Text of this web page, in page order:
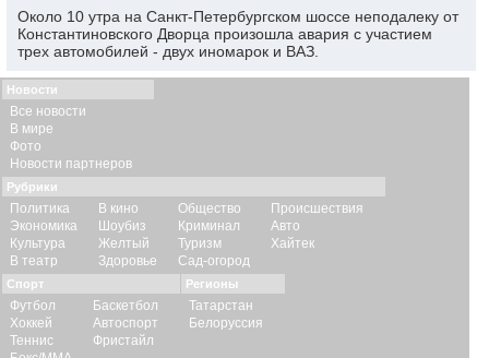
Около 10 утра на Санкт-Петербургском шоссе неподалеку от
Константиновского Дворца произошла авария с участием
трех автомобилей - двух иномарок и ВАЗ.
Новости
Все новости
В мире
Фото
Новости партнеров
Рубрики
Политика
Экономика
Культура
В театр
В кино
Шоубиз
Желтый
Здоровье
Общество
Криминал
Туризм
Сад-огород
Происшествия
Авто
Хайтек
Спорт
Футбол
Хоккей
Теннис
Баскетбол
Автоспорт
Фристайл
Регионы
Татарстан
Белоруссия